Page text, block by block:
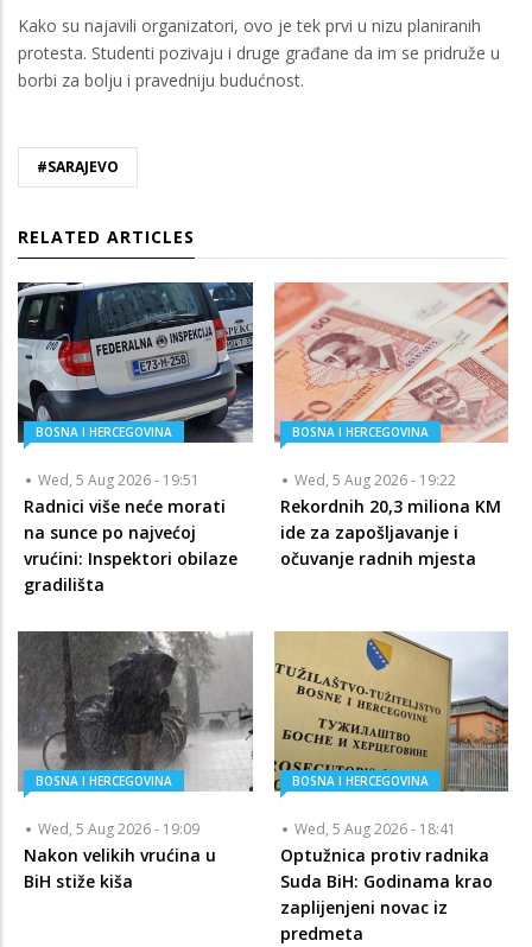
Kako su najavili organizatori, ovo je tek prvi u nizu planiranih
protesta. Studenti pozivaju i druge građane da im se pridruže u
borbi za bolju i pravedniju budućnost.
#SARAJEVO
RELATED ARTICLES
BOSNA I HERCEGOVINA
Wed, 5 Aug 2026 - 19:51
Radnici više neće morati
na sunce po najvećoj
vrućini: Inspektori obilaze
gradilišta
BOSNA I HERCEGOVINA
Wed, 5 Aug 2026 - 19:22
Rekordnih 20,3 miliona KM
ide za zapošljavanje i
očuvanje radnih mjesta
BOSNA I HERCEGOVINA
Wed, 5 Aug 2026 - 19:09
Nakon velikih vrućina u
BiH stiže kiša
BOSNA I HERCEGOVINA
Wed, 5 Aug 2026 - 18:41
Optužnica protiv radnika
Suda BiH: Godinama krao
zaplijenjeni novac iz
predmeta